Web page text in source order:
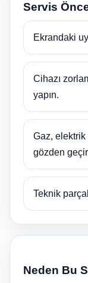
Servis
Ekrandaki
Cihazı
yapın.
Gaz, elektrik
gözden
Teknik
Neden Bu